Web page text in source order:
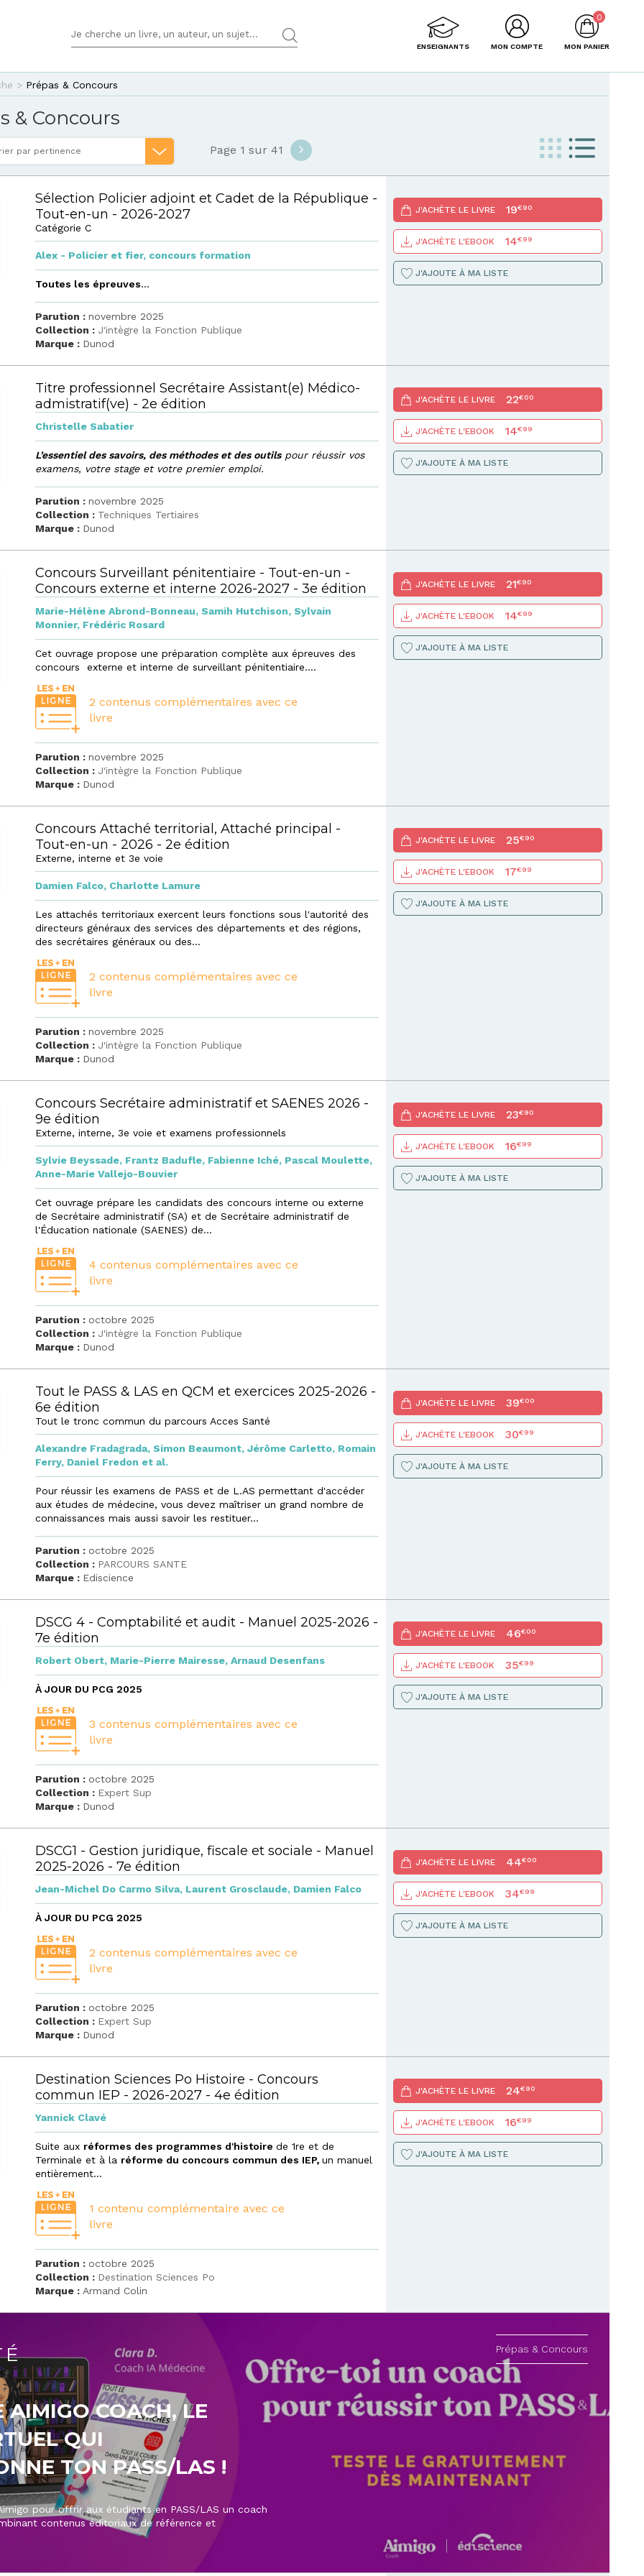
TERMES DE RECHERCHES
MON PANIER
0
MON COMPTE
ENSEIGNANTS
> Prépas & Concours
& Concours
par pertinence Page 1 sur 41
Sélection Policier adjoint et Cadet de la République -
Tout-en-un - 2026-2027
Catégorie C
Alex - Policier et fier, concours formation
Toutes les épreuves...
Parution :novembre 2025
Collection : J'intègre la Fonction Publique
Marque : Dunod
J'ACHÈTE LE LIVRE 19€90
J'ACHÈTE L'EBOOK 14€99
J'AJOUTE À MA LISTE
Titre professionnel Secrétaire Assistant(e) Médico-
admistratif(ve) - 2e édition
Christelle Sabatier
L’essentiel des savoirs, des méthodes et des outilspour réussir vos
examens, votre stage et votre premier emploi.
Parution :novembre 2025
Collection : Techniques Tertiaires
Marque : Dunod
J'ACHÈTE LE LIVRE 22€00
J'ACHÈTE L'EBOOK 14€99
J'AJOUTE À MA LISTE
Concours Surveillant pénitentiaire - Tout-en-un -
Concours externe et interne 2026-2027 - 3e édition
Marie-Hélène Abrond-Bonneau,Samih Hutchison,Sylvain
Monnier, Frédéric Rosard
Cet ouvrage propose une préparation complète aux épreuves des
concours externe et interne de surveillant pénitentiaire....
2 contenus complémentaires avec ce
livre
Parution :novembre 2025
Collection : J'intègre la Fonction Publique
Marque : Dunod
J'ACHÈTE LE LIVRE 21€90
J'ACHÈTE L'EBOOK 14€99
J'AJOUTE À MA LISTE
Concours Attaché territorial, Attaché principal -
Tout-en-un - 2026 - 2e édition
Externe, interne et 3e voie
Damien Falco, Charlotte Lamure
Les attachés territoriaux exercent leurs fonctions sous l'autorité des
directeurs généraux des services des départements et des régions,
des secrétaires généraux ou des...
2 contenus complémentaires avec ce
livre
Parution :novembre 2025
Collection : J'intègre la Fonction Publique
Marque : Dunod
J'ACHÈTE LE LIVRE 25€90
J'ACHÈTE L'EBOOK 17€99
J'AJOUTE À MA LISTE
Concours Secrétaire administratif et SAENES 2026 -
9e édition
Externe, interne, 3e voie et examens professionnels
Sylvie Beyssade, Frantz Badufle, Fabienne Iché, Pascal Moulette,
Anne-Marie Vallejo-Bouvier
Cet ouvrage prépare les candidats des concours interne ou externe
de Secrétaire administratif (SA) et de Secrétaire administratif de
l'Éducation nationale (SAENES) de...
4 contenus complémentaires avec ce
livre
Parution : octobre 2025
Collection : J'intègre la Fonction Publique
Marque : Dunod
J'ACHÈTE LE LIVRE 23€90
J'ACHÈTE L'EBOOK 16€99
J'AJOUTE À MA LISTE
Tout le PASS & LAS en QCM et exercices 2025-2026 -
6e édition
Tout le tronc commun du parcours Acces Santé
Alexandre Fradagrada,Simon Beaumont,Jérôme Carletto, Romain
Ferry, Daniel Fredon et al.
Pour réussir les examens de PASS et de L.AS permettant d'accéder
aux études de médecine, vous devez maîtriser un grand nombre de
connaissances mais aussi savoir les restituer...
Parution : octobre 2025
Collection : PARCOURS SANTE
Marque : Ediscience
J'ACHÈTE LE LIVRE 39€00
J'ACHÈTE L'EBOOK 30€99
J'AJOUTE À MA LISTE
DSCG 4 - Comptabilité et audit - Manuel 2025-2026 -
7e édition
Robert Obert, Marie-Pierre Mairesse,Arnaud Desenfans
À JOUR DU PCG 2025
3 contenus complémentaires avec ce
livre
Parution : octobre 2025
Collection : Expert Sup
Marque : Dunod
J'ACHÈTE LE LIVRE 46€00
J'ACHÈTE L'EBOOK 35€99
J'AJOUTE À MA LISTE
DSCG1 - Gestion juridique, fiscale et sociale - Manuel
2025-2026 - 7e édition
Jean-Michel Do Carmo Silva, Laurent Grosclaude, Damien Falco
À JOUR DU PCG 2025
2 contenus complémentaires avec ce
livre
Parution : octobre 2025
Collection : Expert Sup
Marque : Dunod
J'ACHÈTE LE LIVRE 44€00
J'ACHÈTE L'EBOOK 34€99
J'AJOUTE À MA LISTE
Destination Sciences Po Histoire - Concours
commun IEP - 2026-2027 - 4e édition
Yannick Clavé
Suite aux réformes des programmes d'histoirede 1re et de
Terminale et à la réforme du concours commun des IEP,un manuel
entièrement...
1 contenu complémentaire avec ce
livre
Parution : octobre 2025
Collection : Destination Sciences Po
Marque : Armand Colin
J'ACHÈTE LE LIVRE 24€90
J'ACHÈTE L'EBOOK 16€99
J'AJOUTE À MA LISTE
Prépas & Concours
AIMIGO COACH, LE
QUI
TON PASS/LAS !
pour offrir aux étudiants en PASS/LAS un coach
contenus éditoriaux de référence et